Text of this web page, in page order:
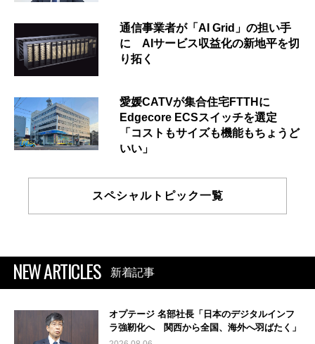
通信事業者が「AI Grid」の担い手
に AIサービス収益化の新地平を切
り拓く
愛媛CATVが集合住宅FTTHに
Edgecore ECSスイッチを選定
「コストもサイズも機能もちょうど
いい」
スペシャルトピック一覧
NEW ARTICLES 新着記事
オプテージ 名部社長「日本のデジタルインフ
ラ強靭化へ 関西から全国、海外へ羽ばたく」